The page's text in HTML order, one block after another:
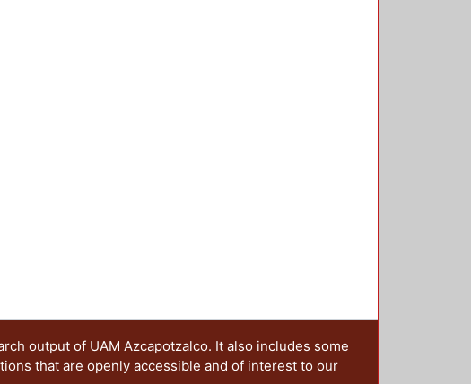
output of UAM Azcapotzalco. It also includes some
that are openly accessible and of interest to our